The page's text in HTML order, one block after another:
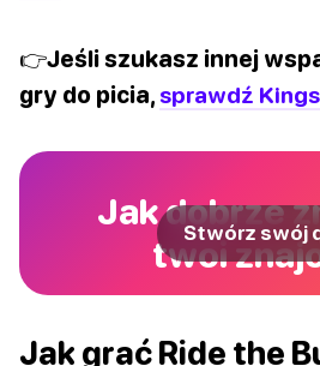
👉Jeśli szukasz innej
gry do picia, sprawdź
Jak dobrze
twoi
Stwórz swój
Jak grać Ride the